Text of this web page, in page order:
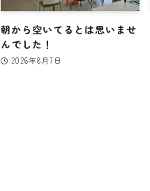
朝から空いてるとは思いませ
んでした！
2026年8月7日